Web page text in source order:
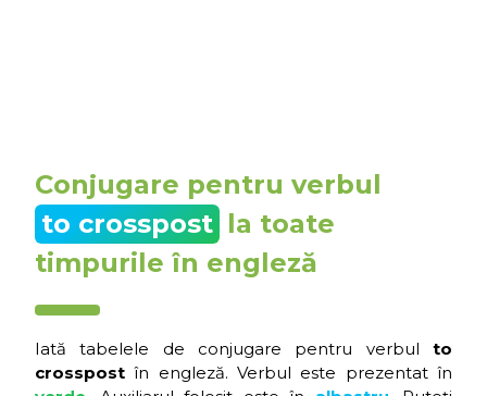
Conjugare pentru verbul
to crosspost la toate
timpurile în engleză
Iată tabelele de conjugare pentru verbul to
crosspost în engleză. Verbul este prezentat în